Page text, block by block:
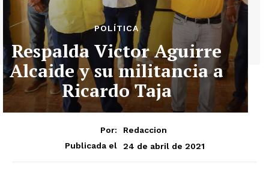
POLÍTICA
Respalda Victor Aguirre
Alcaide y su militancia a
Ricardo Taja
Por:
Redaccion
Publicada el
24 de abril de 2021